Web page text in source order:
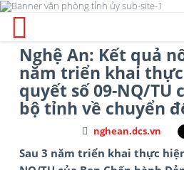
Nghệ An: Kết quả
năm triển khai
quyết số 09-NQ/TU
bộ tỉnh về chuyển
nghean.dcs.vn
Sau 3 năm triển khai thực